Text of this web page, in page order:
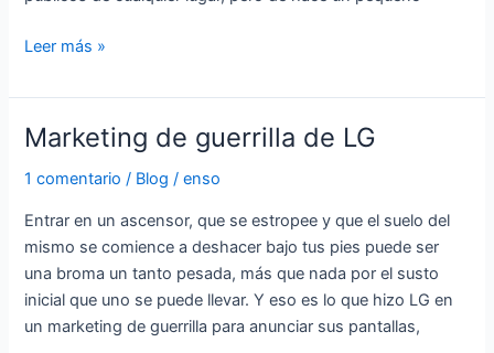
Leer más »
Marketing de guerrilla de LG
1 comentario / Blog /enso
Entrar en un ascensor, que se estropee y que el suelo del
mismo se comience a deshacer bajo tus pies puede ser
una broma un tanto pesada, más que nada por el susto
inicial que uno se puede llevar. Y eso es lo que hizo LG en
un marketing de guerrilla para anunciar sus pantallas,
Marketing
guerrilla
de
LG